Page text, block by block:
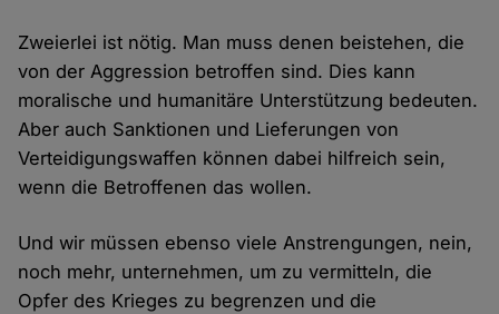
Zweierlei ist nötig. Man muss denen beistehen, die
von der Aggression betroffen sind. Dies kann
moralische und humanitäre Unterstützung bedeuten.
Aber auch Sanktionen und Lieferungen von
Verteidigungswaffen können dabei hilfreich sein,
wenn die Betroffenen das wollen.
Und wir müssen ebenso viele Anstrengungen, nein,
noch mehr, unternehmen, um zu vermitteln, die
Opfer des Krieges zu begrenzen und die